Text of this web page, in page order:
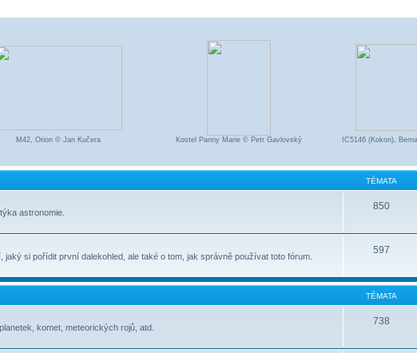
M42, Orion © Jan Kučera Kostel Panny Marie © Petr Gavlovský IC5146 (Kokon),
TÉMATA
astronomie.
850
si pořídit první dalekohled, ale také o tom, jak správně používat toto fórum.
597
TÉMATA
komet, meteorických rojů, atd.
738